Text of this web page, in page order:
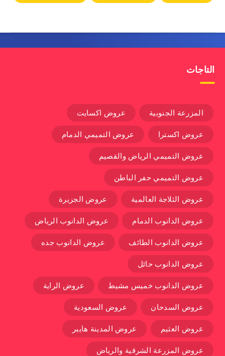
التاجات
المزرعة الجنوبية عروض اكسايت
عروض اكسترا عروض التميمي الدمام
عروض التميمي الرياض والقصيم
عروض التميمي حفر الباطن
عروض الثلاجة العالمية عروض الجزيرة
عروض الدانوب الدمام عروض الدانوب الرياض
عروض الدانوب الطائف عروض الدانوب جده
عروض الدانوب حائل
عروض الدانوب خميس مشيط عروض الراية
عروض السدحان عروض السعودية
عروض العثيم عروض المدينة هايبر
عروض المزرعة الشرقية والرياض